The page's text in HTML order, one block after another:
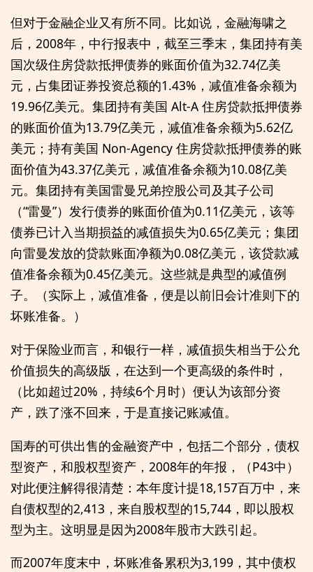
但对于金融企业又有所不同。比如说，金融海啸之
后，2008年，中行报表中，截至三季末，集团持有美
国次级住房贷款抵押债券的账面价值为32.74亿美
元，占集团证券投资总额的1.43%，减值准备余额为
19.96亿美元。集团持有美国 Alt-A 住房贷款抵押债券
的账面价值为13.79亿美元，减值准备余额为5.62亿
美元；持有美国 Non-Agency 住房贷款抵押债券的账
面价值为43.37亿美元，减值准备余额为10.08亿美
元。集团持有美国雷曼兄弟控股公司及其子公司
（“雷曼”）发行债券的账面价值为0.11亿美元，该等
债券已计入当期损益的减值损失为0.65亿美元；集团
向雷曼发放的贷款账面净额为0.08亿美元，该贷款减
值准备余额为0.45亿美元。这些就是典型的减值例
子。（实际上，减值准备，便是以前旧会计准则下的
坏账准备。）
对于保险业而言，和银行一样，减值损失相当于公允
价值损失的高级版，在达到一个更高级的条件时，
（比如超过20%，持续6个月时）便认为该部分资
产，跌了涨不回来，于是直接记账减值。
国寿的可供出售的金融资产中，包括二个部分，债权
型资产，和股权型资产，2008年的年报，（P43中）
对此便注解得很清楚：本年度计提18,157百万中，来
自债权型的2,413，来自股权型的15,744，即以股权
型为主。这明显是因为2008年股市大跌引起。
而2007年度末中，坏账准备累积为3,199，其中债权